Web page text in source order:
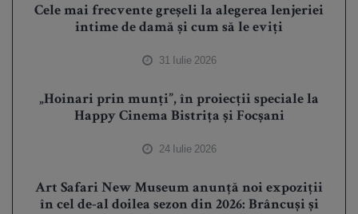
Cele mai frecvente greșeli la alegerea lenjeriei
intime de damă și cum să le eviți
31 Iulie 2026
„Hoinari prin munți”, în proiecții speciale la
Happy Cinema Bistrița și Focșani
24 Iulie 2026
Art Safari New Museum anunță noi expoziții
în cel de-al doilea sezon din 2026: Brâncuși și